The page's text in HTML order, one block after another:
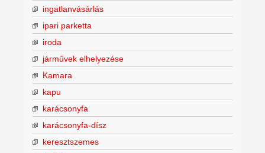
ingatlanvásárlás
ipari parketta
iroda
járművek elhelyezése
Kamara
kapu
karácsonyfa
karácsonyfa-dísz
keresztszemes